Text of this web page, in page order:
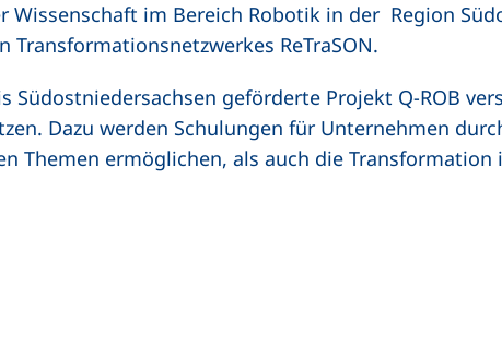
Wissenschaft im Bereich Robotik in der Region
Transformationsnetzwerkes ReTraSON.
Südostniedersachsen geförderte Projekt Q-ROB
Dazu werden Schulungen für Unternehmen
Themen ermöglichen, als auch die Transformation
Link, öffnet neues Fenster)
(externer Link, öffnet neues Fenster)